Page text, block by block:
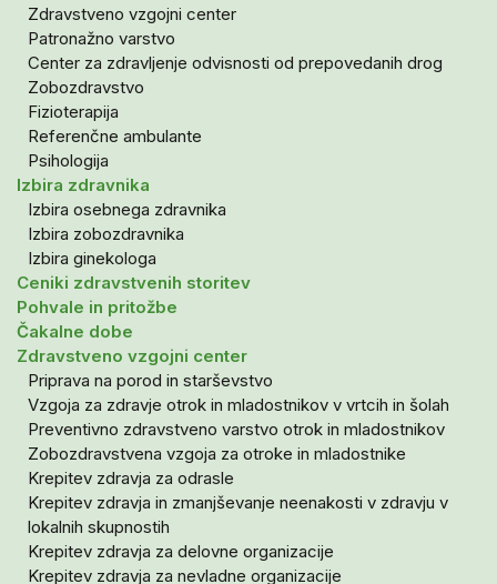
Zdravstveno vzgojni center
Patronažno varstvo
Center za zdravljenje odvisnosti od prepovedanih drog
Zobozdravstvo
Fizioterapija
Referenčne ambulante
Psihologija
Izbira zdravnika
Izbira osebnega zdravnika
Izbira zobozdravnika
Izbira ginekologa
Ceniki zdravstvenih storitev
Pohvale in pritožbe
Čakalne dobe
Zdravstveno vzgojni center
Priprava na porod in starševstvo
Vzgoja za zdravje otrok in mladostnikov v vrtcih in šolah
Preventivno zdravstveno varstvo otrok in mladostnikov
Zobozdravstvena vzgoja za otroke in mladostnike
Krepitev zdravja za odrasle
Krepitev zdravja in zmanjševanje neenakosti v zdravju v
lokalnih skupnostih
Krepitev zdravja za delovne organizacije
Krepitev zdravja za nevladne organizacije